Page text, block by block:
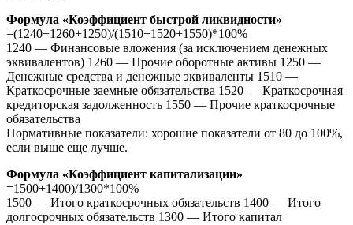
Формула «Коэффициент быстрой ликвидности»
=(1240+1260+1250)/(1510+1520+1550)*100%
1240 — Финансовые вложения (за исключением денежных
эквивалентов) 1260 — Прочие оборотные активы 1250 —
Денежные средства и денежные эквиваленты 1510 —
Краткосрочные заемные обязательства 1520 — Краткосрочная
кредиторская задолженность 1550 — Прочие краткосрочные
обязательства
Нормативные показатели: хорошие показатели от 80 до 100%,
если выше еще лучше.
Формула «Коэффициент капитализации»
=1500+1400)/1300*100%
1500 — Итого краткосрочных обязательств 1400 — Итого
долгосрочных обязательств 1300 — Итого капитал